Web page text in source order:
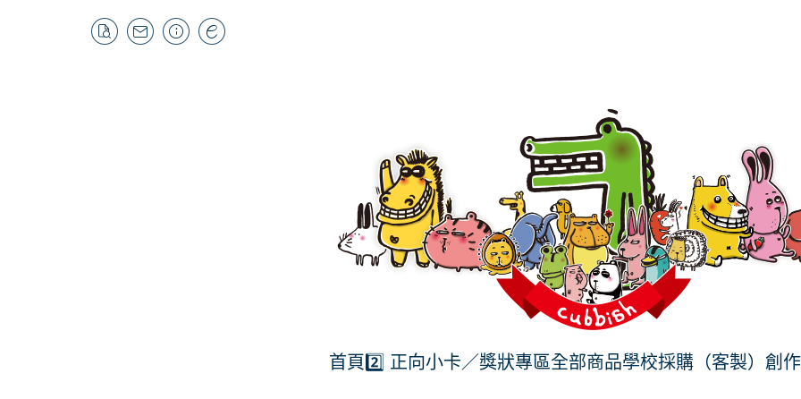
首頁 2️⃣ 正向小卡／獎狀專區全部商品學校採購（客製） 創